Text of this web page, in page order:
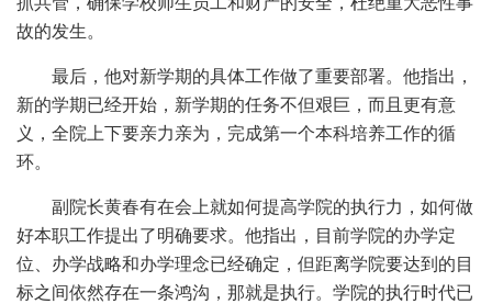
故的发生。
最后，他对新学期的具体工作做了重要部署。他指出，
新的学期已经开始，新学期的任务不但艰巨，而且更有意
义，全院上下要亲力亲为，完成第一个本科培养工作的循
环。
副院长黄春有在会上就如何提高学院的执行力，如何做
好本职工作提出了明确要求。他指出，目前学院的办学定
位、办学战略和办学理念已经确定，但距离学院要达到的目
标之间依然存在一条鸿沟，那就是执行。学院的执行时代已